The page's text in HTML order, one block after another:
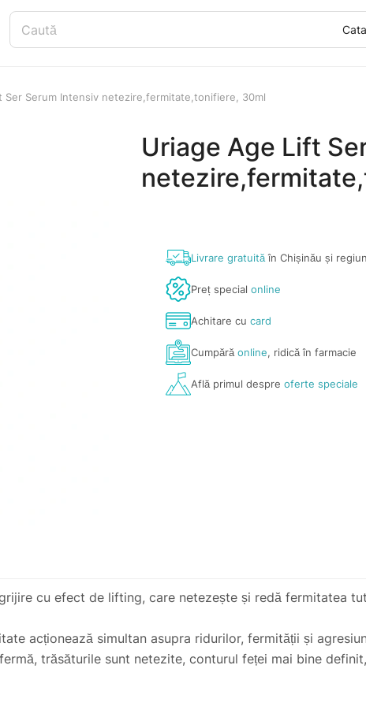
Ser Serum Intensiv netezire,fermitate,tonifiere, 30ml
Uriage Age Lift
Livrare gratuităîn Chișinău și
Preț specialonline
Achitare cucard
Cumpărăonline, ridică în farmacie
Află primul despreoferte speciale
cu efect de lifting, care netezește și redă fermitatea
acționează simultan asupra ridurilor, fermității și
trăsăturile sunt netezite, conturul feței mai bine